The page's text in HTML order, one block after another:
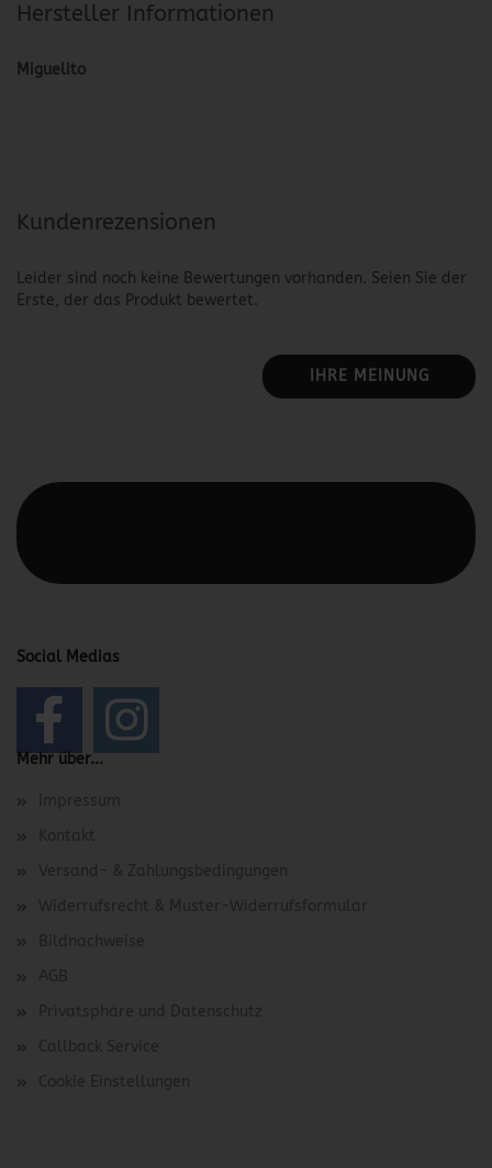
Hersteller Informationen
Miguelito
Kundenrezensionen
Leider sind noch keine Bewertungen vorhanden. Seien Sie der
Erste, der das Produkt bewertet.
IHRE MEINUNG
Social Medias
Mehr über...
Impressum
Kontakt
Versand- & Zahlungsbedingungen
Widerrufsrecht & Muster-Widerrufsformular
Bildnachweise
AGB
Privatsphäre und Datenschutz
Callback Service
Cookie Einstellungen